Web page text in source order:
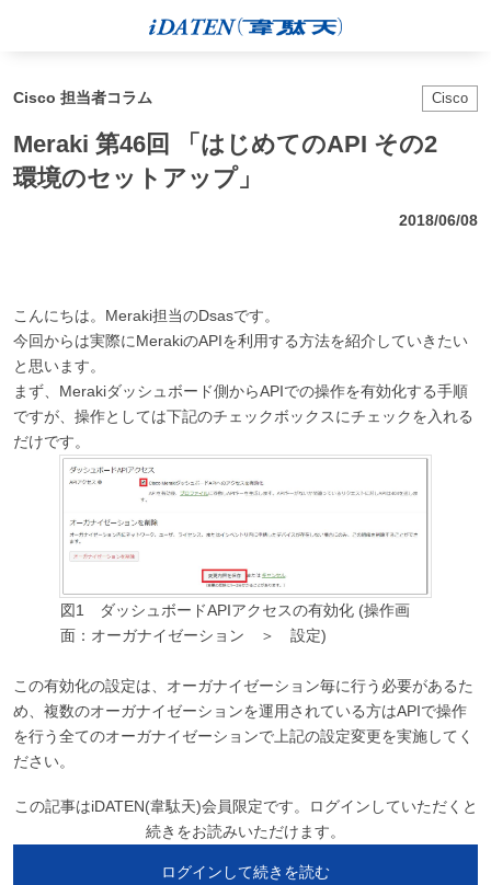
Cisco 担当者コラム Cisco
Meraki 第46回 「はじめてのAPI その2
環境のセットアップ」
2018/06/08
こんにちは。Meraki担当のDsasです。
今回からは実際にMerakiのAPIを利用する方法を紹介していきたい
と思います。
まず、Merakiダッシュボード側からAPIでの操作を有効化する手順
ですが、操作としては下記のチェックボックスにチェックを入れる
だけです。
図1 ダッシュボードAPIアクセスの有効化 (操作画
面：オーガナイゼーション ＞ 設定)
この有効化の設定は、オーガナイゼーション毎に行う必要があるた
め、複数のオーガナイゼーションを運用されている方はAPIで操作
を行う全てのオーガナイゼーションで上記の設定変更を実施してく
ださい。
この記事はiDATEN(韋駄天)会員限定です。ログインしていただくと
続きをお読みいただけます。
ログインして続きを読む